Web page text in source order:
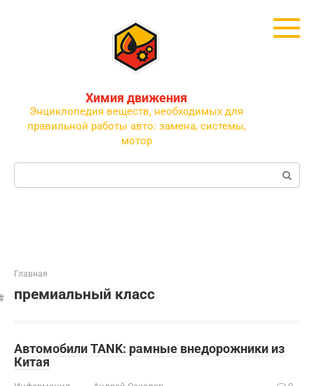
Химия движения
Энциклопедия веществ, необходимых для
правильной работы авто: замена, системы,
мотор
Поиск:
Главная
премиальный класс
Автомобили TANK: рамные внедорожники из
Китая